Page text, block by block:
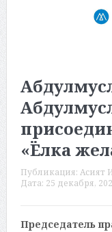
«Ёлка
Публикация: Асият
Дата: 25 декабря,
Председатель